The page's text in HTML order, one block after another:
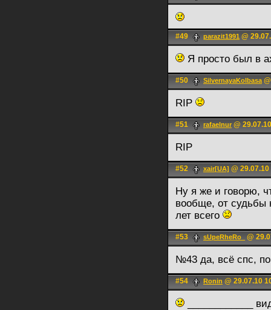
#49 parazit1991 @
Я просто был в
#50 SilvernayaKolbasa@
RIP
#51 rafaelnur @
RIP
#52 xair[UA] @
Ну я же и говорю,
вообще, от судьбы
лет всего
#53 sUpeRheRo_ @
№43 да, всё спс,
#54 Ronin @ 29.07.10
____________